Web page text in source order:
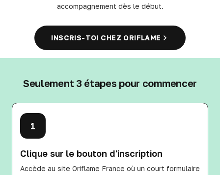
accompagnement dès le début.
INSCRIS-TOI CHEZ ORIFLAME
Seulement 3 étapes pour commencer
1
Clique sur le bouton d'inscription
Accède au site Oriflame France où un court formulaire